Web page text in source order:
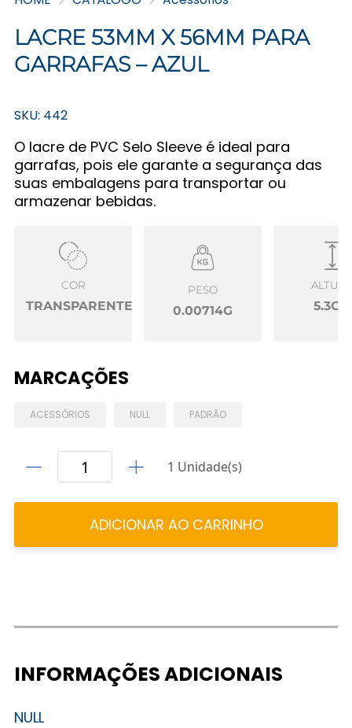
LACRE 53MM X 56MM PARA
GARRAFAS – AZUL
SKU: 442
O lacre de PVC Selo Sleeve é ideal para
garrafas, pois ele garante a segurança das
suas embalagens para transportar ou
armazenar bebidas.
COR
TRANSPARENTE
PESO
0.00714G 5.3CM
MARCAÇÕES
ACESSÓRIOS NULL PADRÃO
1 Unidade(s)
ADICIONAR AO CARRINHO
INFORMAÇÕES ADICIONAIS
NULL